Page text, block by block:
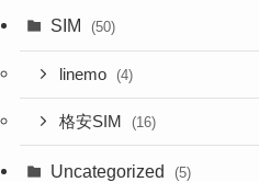
SIM (50)
linemo (4)
格安SIM (16)
Uncategorized (5)